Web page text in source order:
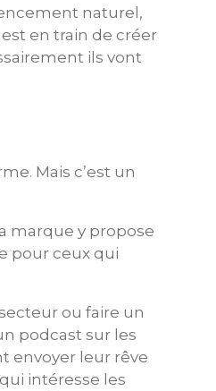
naturel,
en train de créer
ils vont
Mais c’est un
marque y propose
pour ceux qui
ou faire un
podcast sur les
envoyer leur rêve
intéresse les